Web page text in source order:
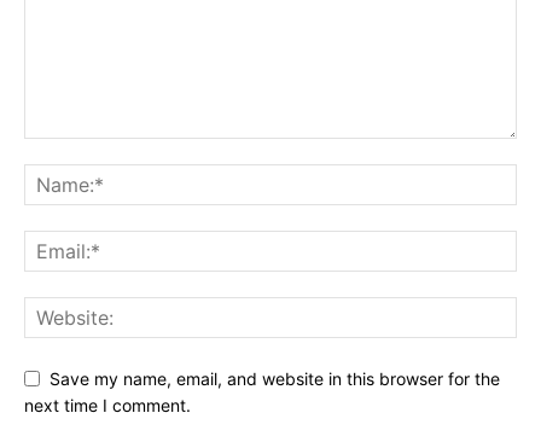
Save my name, email, and website in this browser for the
next time I comment.